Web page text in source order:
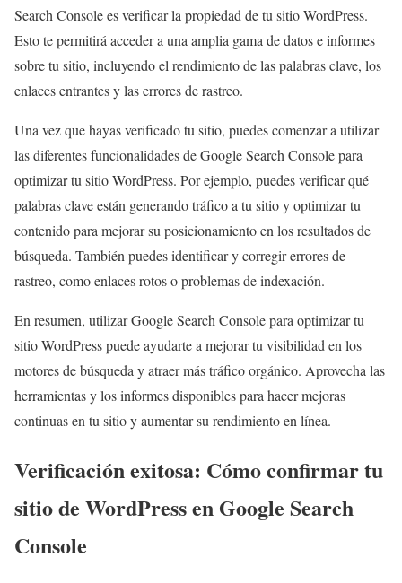
Search Console es verificar la propiedad de tu sitio WordPress.
Esto te permitirá acceder a una amplia gama de datos e informes
sobre tu sitio, incluyendo el rendimiento de las palabras clave, los
enlaces entrantes y las errores de rastreo.
Una vez que hayas verificado tu sitio, puedes comenzar a utilizar
las diferentes funcionalidades de Google Search Console para
optimizar tu sitio WordPress. Por ejemplo, puedes verificar qué
palabras clave están generando tráfico a tu sitio y optimizar tu
contenido para mejorar su posicionamiento en los resultados de
búsqueda. También puedes identificar y corregir errores de
rastreo, como enlaces rotos o problemas de indexación.
En resumen, utilizar Google Search Console para optimizar tu
sitio WordPress puede ayudarte a mejorar tu visibilidad en los
motores de búsqueda y atraer más tráfico orgánico. Aprovecha las
herramientas y los informes disponibles para hacer mejoras
continuas en tu sitio y aumentar su rendimiento en línea.
Verificación exitosa: Cómo confirmar tu
sitio de WordPress en Google Search
Console